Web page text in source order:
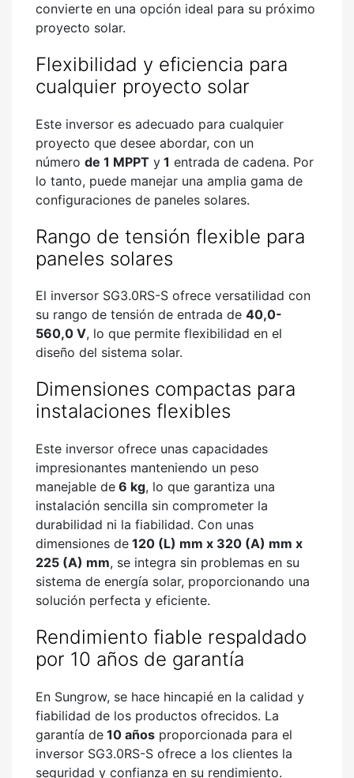
convierte en una opción ideal para su próximo
proyecto solar.
Flexibilidad y eficiencia para
cualquier proyecto solar
Este inversor es adecuado para cualquier
proyecto que desee abordar, con un
número de 1 MPPT y 1 entrada de cadena. Por
lo tanto, puede manejar una amplia gama de
configuraciones de paneles solares.
Rango de tensión flexible para
paneles solares
El inversor SG3.0RS-S ofrece versatilidad con
su rango de tensión de entrada de 40,0-
560,0 V, lo que permite flexibilidad en el
diseño del sistema solar.
Dimensiones compactas para
instalaciones flexibles
Este inversor ofrece unas capacidades
impresionantes manteniendo un peso
manejable de 6 kg, lo que garantiza una
instalación sencilla sin comprometer la
durabilidad ni la fiabilidad. Con unas
dimensiones de 120 (L) mm x 320 (A) mm x
225 (A) mm, se integra sin problemas en su
sistema de energía solar, proporcionando una
solución perfecta y eficiente.
Rendimiento fiable respaldado
por 10 años de garantía
En Sungrow, se hace hincapié en la calidad y
fiabilidad de los productos ofrecidos. La
garantía de 10 años proporcionada para el
inversor SG3.0RS-S ofrece a los clientes la
seguridad y confianza en su rendimiento.